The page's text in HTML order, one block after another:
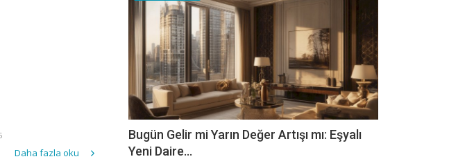
Daha fazla oku
Bugün Gelir mi Yarın Değer Artışı mı: Eşyalı
Yeni Daire...